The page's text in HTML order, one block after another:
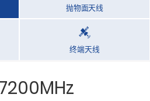
抛物面天线
终端天线